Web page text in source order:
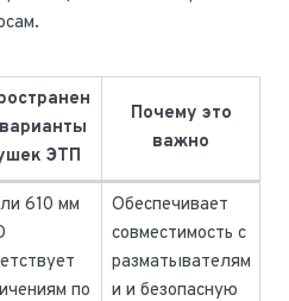
ЭТП
Почему это
важно
610 мм
по
Обеспечивает
совместимость с
разматывателям
и и безопасную